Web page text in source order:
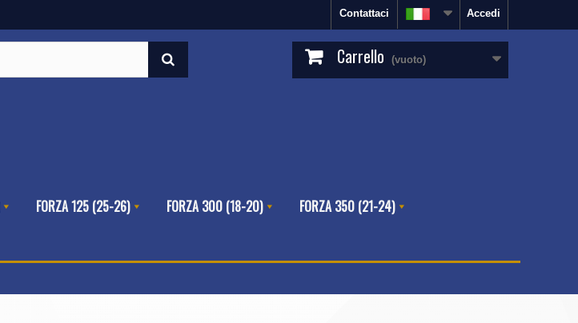
Accedi
Contattaci
Carrello (vuoto)
FORZA 125 (25-26) FORZA 300 (18-20)
FORZA 350 (21-24)